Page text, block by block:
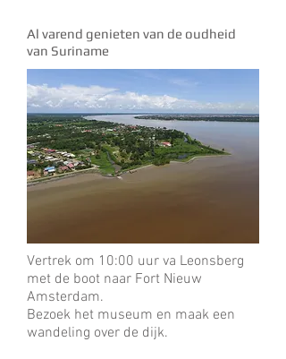
Al varend genieten van de oudheid
van Suriname
Vertrek om 10:00 uur va Leonsberg
met de boot naar Fort Nieuw
Amsterdam.
Bezoek het museum en maak een
wandeling over de dijk.